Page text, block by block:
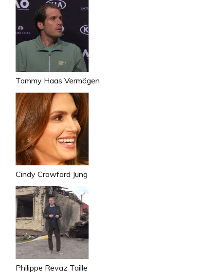
Tommy Haas Vermögen
Cindy Crawford Jung
Philippe Revaz Taille